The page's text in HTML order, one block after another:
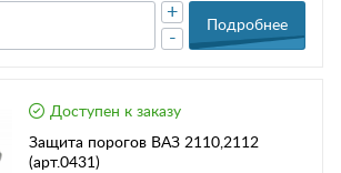
-
+
Подробнее
Доступен к заказу
Защита порогов ВАЗ 2110,2112
(арт.0431)